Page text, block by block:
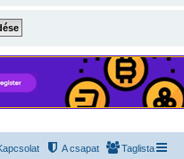
Taglista
A csapat